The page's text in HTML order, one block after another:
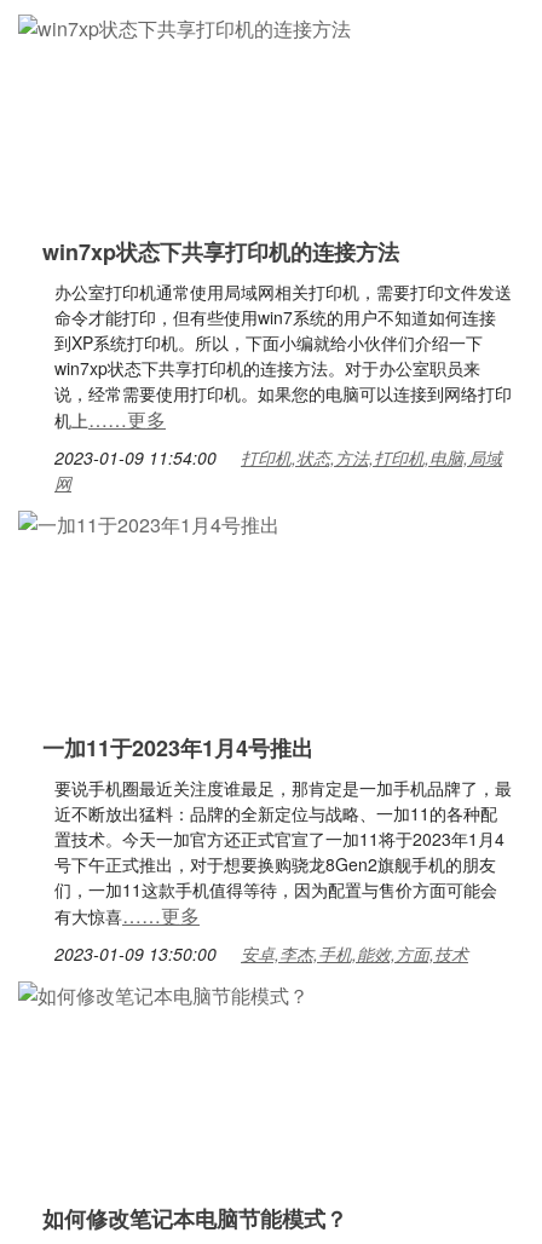
win7xp状态下共享打印机的连接方法
办公室打印机通常使用局域网相关打印机，需要打印文件发送
命令才能打印，但有些使用win7系统的用户不知道如何连接
到XP系统打印机。所以，下面小编就给小伙伴们介绍一下
win7xp状态下共享打印机的连接方法。对于办公室职员来
说，经常需要使用打印机。如果您的电脑可以连接到网络打印
机上……更多
2023-01-09 11:54:00
打印机,状态,方法,打印机,电脑,局域
网
一加11于2023年1月4号推出
要说手机圈最近关注度谁最足，那肯定是一加手机品牌了，最
近不断放出猛料：品牌的全新定位与战略、一加11的各种配
置技术。今天一加官方还正式官宣了一加11将于2023年1月4
号下午正式推出，对于想要换购骁龙8Gen2旗舰手机的朋友
们，一加11这款手机值得等待，因为配置与售价方面可能会
有大惊喜……更多
2023-01-09 13:50:00 安卓,李杰,手机,能效,方面,技术
如何修改笔记本电脑节能模式？